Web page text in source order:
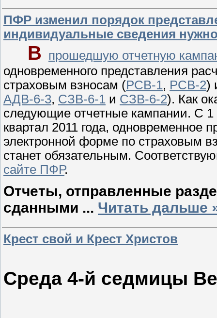
ПФР изменил порядок
индивидуальные сведения
В
прошедшую отчетную
одновременного представления
страховым взносам (РСВ-1, РСВ-2)
АДВ-6-3, СЗВ-6-1 и СЗВ-6-2). Как
следующие отчетные кампании. С 1
квартал 2011 года, одновременное
электронной форме по страховым
станет обязательным.
сайте ПФР.
Отчеты, отправленные
сданными ... Читать дальше
Крест свой и Крест Христов
Среда 4-й седмицы